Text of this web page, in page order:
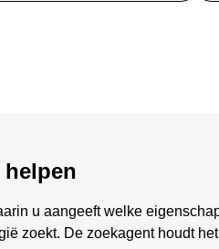
helpen
u aangeeft welke
zoekt. De zoekagent houdt